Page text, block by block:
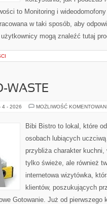
to Monitoring i
w taki sposób, aby
użytkownicy mogą znaleźć tutaj
WASTE
4 - 2026 MOŻLIWOŚĆ
Bibi Bistro to lokal, które
osobach lubiących
przybliża charakter
tylko świeże, ale również
internetowa wizytówka,
klientów, poszukujących
Gotowanie. Już od pierwszego